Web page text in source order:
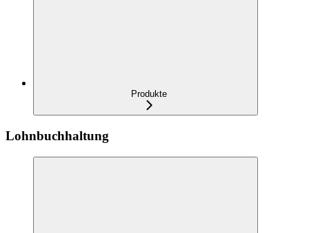
Produkte
Lohnbuchhaltung